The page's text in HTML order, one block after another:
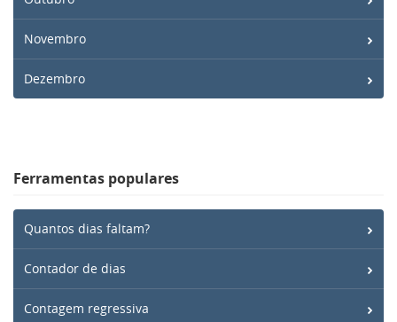
Novembro
Dezembro
Ferramentas populares
Quantos dias faltam?
Contador de dias
Contagem regressiva